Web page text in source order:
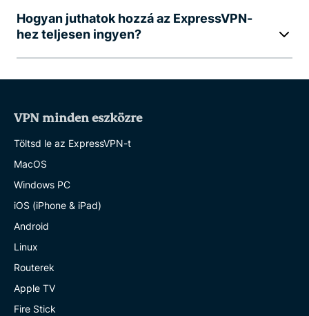
Hogyan juthatok hozzá az ExpressVPN-
hez teljesen ingyen?
VPN minden eszközre
Töltsd le az ExpressVPN-t
MacOS
Windows PC
iOS (iPhone & iPad)
Android
Linux
Routerek
Apple TV
Fire Stick